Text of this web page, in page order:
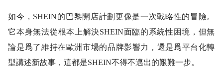
如今，SHEIN的巴黎開店計劃更像是一次戰略性的冒險。
它本身無法從根本上解決SHEIN面臨的系統性困境，但無
論是爲了維持在歐洲市場的品牌影響力，還是爲平台化轉
型講述新故事，這都是SHEIN不得不邁出的艱難一步。